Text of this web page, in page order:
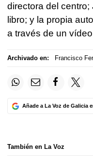
directora del centro;
libro; y la propia
a través de un
Archivado en: Francisco
Añade a La Voz de Galicia
También en La Voz